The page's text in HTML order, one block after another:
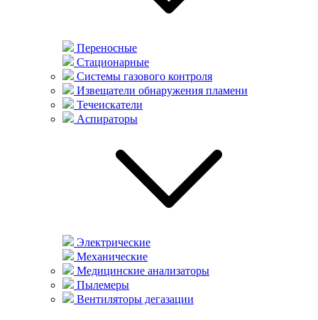
Переносные
Стационарные
Системы газового контроля
Извещатели обнаружения пламени
Течеискатели
Аспираторы
Электрические
Механические
Медицинские анализаторы
Пылемеры
Вентиляторы дегазации